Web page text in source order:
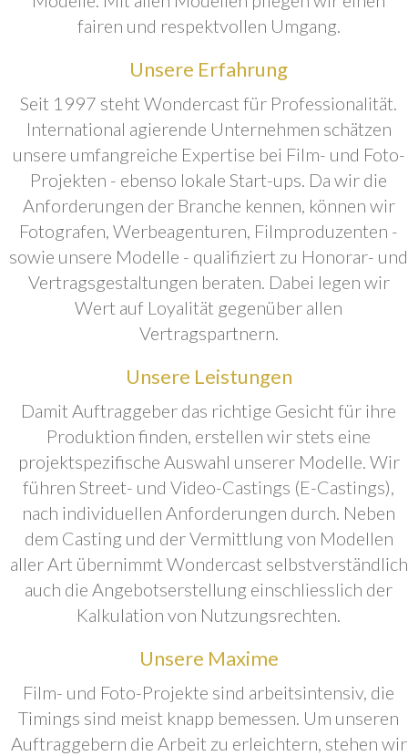
fairen und respektvollen Umgang.
Unsere Erfahrung
Seit 1997 steht Wondercast für Professionalität.
International agierende Unternehmen schätzen
unsere umfangreiche Expertise bei Film- und Foto-
Projekten - ebenso lokale Start-ups. Da wir die
Anforderungen der Branche kennen, können wir
Fotografen, Werbeagenturen, Filmproduzenten -
sowie unsere Modelle - qualifiziert zu Honorar- und
Vertragsgestaltungen beraten. Dabei legen wir
Wert auf Loyalität gegenüber allen
Vertragspartnern.
Unsere Leistungen
Damit Auftraggeber das richtige Gesicht für ihre
Produktion finden, erstellen wir stets eine
projektspezifische Auswahl unserer Modelle. Wir
führen Street- und Video-Castings (E-Castings),
nach individuellen Anforderungen durch. Neben
dem Casting und der Vermittlung von Modellen
aller Art übernimmt Wondercast selbstverständlich
auch die Angebotserstellung einschliesslich der
Kalkulation von Nutzungsrechten.
Unsere Maxime
Film- und Foto-Projekte sind arbeitsintensiv, die
Timings sind meist knapp bemessen. Um unseren
Auftraggebern die Arbeit zu erleichtern, stehen wir